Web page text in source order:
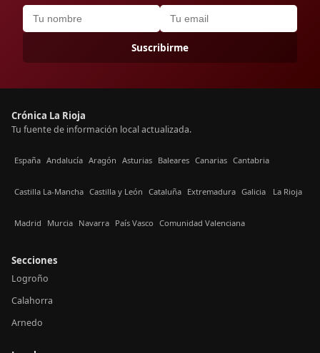
Suscribirme
Crónica La Rioja
Tu fuente de información local actualizada.
España Andalucía Aragón Asturias Baleares Canarias Cantabria
Castilla La-Mancha Castilla y León Cataluña Extremadura Galicia La Rioja
Madrid Murcia Navarra País Vasco Comunidad Valenciana
Secciones
Logroño
Calahorra
Arnedo